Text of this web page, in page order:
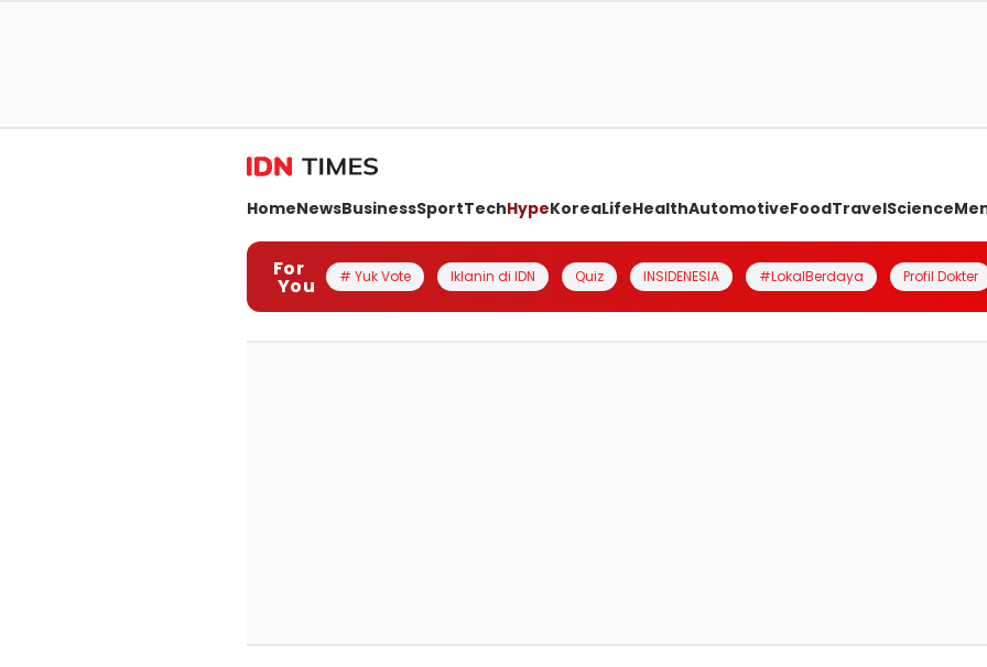
HomeNewsBusinessSportTechHypeKoreaLifeHealthAutomotiveFoodTravelScience
For
You # Yuk Vote Iklanin di IDN Quiz INSIDENESIA #LokalBerdaya Profil Dokter